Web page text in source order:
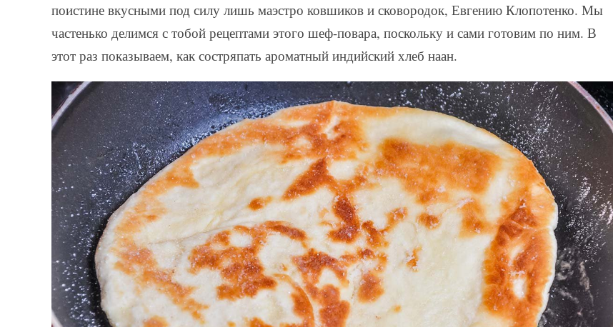
поистине вкусными под силу лишь маэстро ковшиков и сковородок, Евгению Клопотенко. Мы
частенько делимся с тобой рецептами этого шеф-повара, поскольку и сами готовим по ним. В
этот раз показываем, как состряпать ароматный индийский хлеб наан.